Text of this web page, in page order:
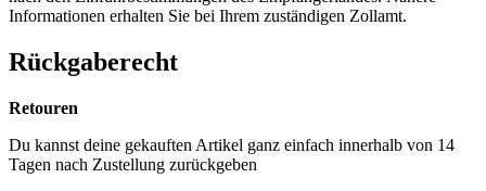
Informationen erhalten Sie bei Ihrem zuständigen Zollamt.
Rückgaberecht
Retouren
Du kannst deine gekauften Artikel ganz einfach innerhalb von 14
Tagen nach Zustellung zurückgeben